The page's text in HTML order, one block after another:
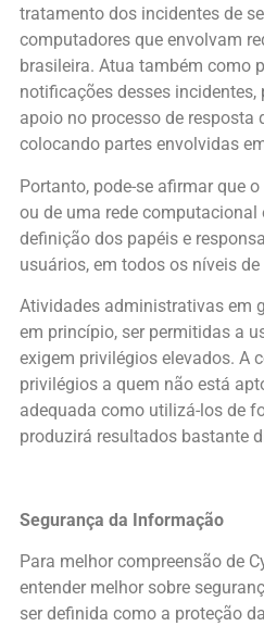
tratamento dos incidentes de
computadores que envolvam
brasileira. Atua também como
notificações desses
apoio no processo de resposta
colocando partes envolvidas
Portanto, pode-se afirmar que
ou de uma rede computacional
definição dos papéis e
usuários, em todos os níveis
Atividades administrativas em
em princípio, ser permitidas a
exigem privilégios elevados. A
privilégios a quem não está
adequada como utilizá-los de
produzirá resultados bastante
Segurança da Informação
Para melhor compreensão de
entender melhor sobre
ser definida como a proteção